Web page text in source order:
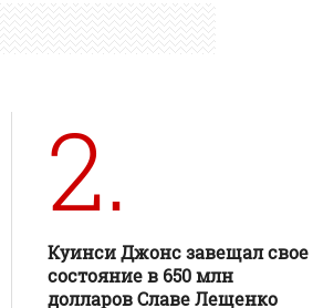
2.
Куинси Джонс завещал свое
состояние в 650 млн
долларов Славе Лещенко